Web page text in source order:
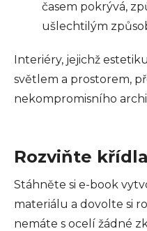
časem pokrývá,
ušlechtilým
Interiéry, jejichž
světlem a prostorem,
nekompromisního
Rozviňte
Stáhněte si e-book
materiálu a dovolte si
nemáte s ocelí žádné